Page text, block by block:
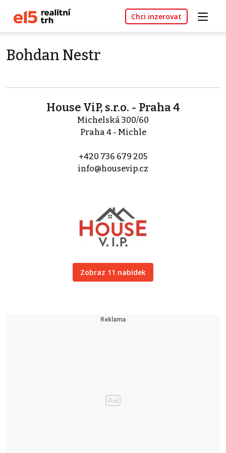
Chci inzerovat
Bohdan Nestr
House ViP, s.r.o. - Praha 4
Michelská 300/60
Praha 4 - Michle
+420 736 679 205
info@housevip.cz
Zobraz 11 nabídek